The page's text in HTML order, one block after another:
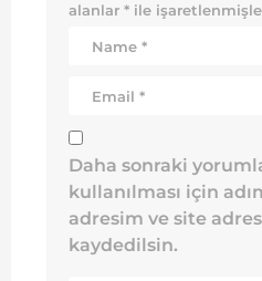
alanlar * ile
Daha sonraki
kullanılması için
adresim ve site
kaydedilsin.